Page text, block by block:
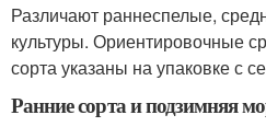
Различают раннеспелые,
культуры. Ориентировочные
сорта указаны на упаковке с
Ранние сорта и подзимняя